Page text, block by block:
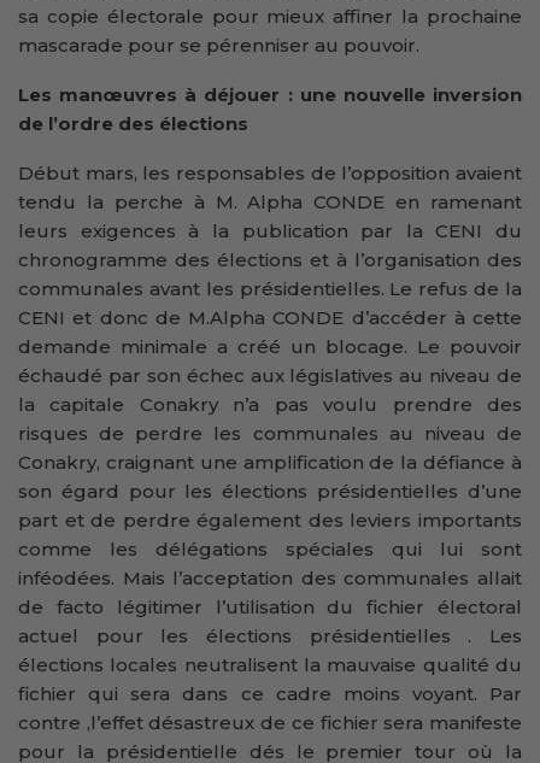
sa copie électorale pour mieux affiner la prochaine
mascarade pour se pérenniser au pouvoir.
Les manœuvres à déjouer : une nouvelle inversion
de l’ordre des élections
Début mars, les responsables de l’opposition avaient
tendu la perche à M. Alpha CONDE en ramenant
leurs exigences à la publication par la CENI du
chronogramme des élections et à l’organisation des
communales avant les présidentielles. Le refus de la
CENI et donc de M.Alpha CONDE d’accéder à cette
demande minimale a créé un blocage. Le pouvoir
échaudé par son échec aux législatives au niveau de
la capitale Conakry n’a pas voulu prendre des
risques de perdre les communales au niveau de
Conakry, craignant une amplification de la défiance à
son égard pour les élections présidentielles d’une
part et de perdre également des leviers importants
comme les délégations spéciales qui lui sont
inféodées. Mais l’acceptation des communales allait
de facto légitimer l’utilisation du fichier électoral
actuel pour les élections présidentielles . Les
élections locales neutralisent la mauvaise qualité du
fichier qui sera dans ce cadre moins voyant. Par
contre ,l’effet désastreux de ce fichier sera manifeste
pour la présidentielle dés le premier tour où la